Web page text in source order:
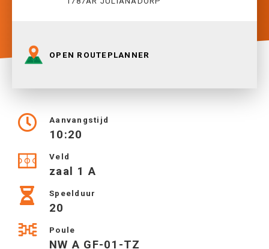
OPEN ROUTEPLANNER
Aanvangstijd
10:20
Veld
zaal 1 A
Speelduur
20
Poule
NW A GF-01-TZ